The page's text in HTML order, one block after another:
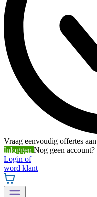
Vraag eenvoudig offertes aan
Inloggen Nog geen account?
Login of
word klant